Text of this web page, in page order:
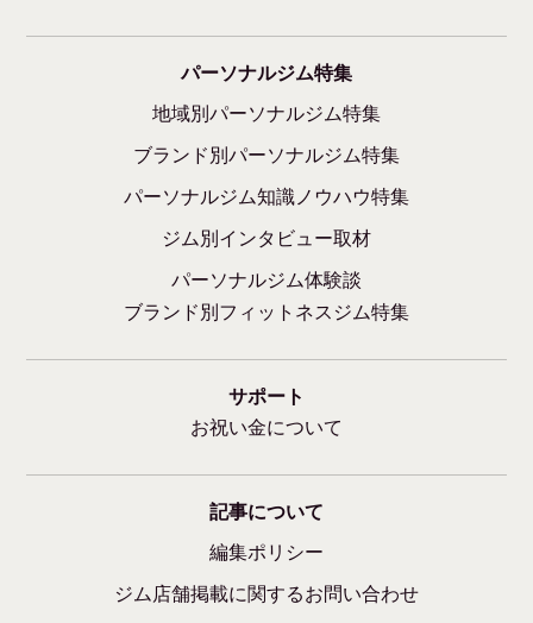
パーソナルジム特集
地域別パーソナルジム特集
ブランド別パーソナルジム特集
パーソナルジム知識ノウハウ特集
ジム別インタビュー取材
パーソナルジム体験談
ブランド別フィットネスジム特集
サポート
お祝い金について
記事について
編集ポリシー
ジム店舗掲載に関するお問い合わせ